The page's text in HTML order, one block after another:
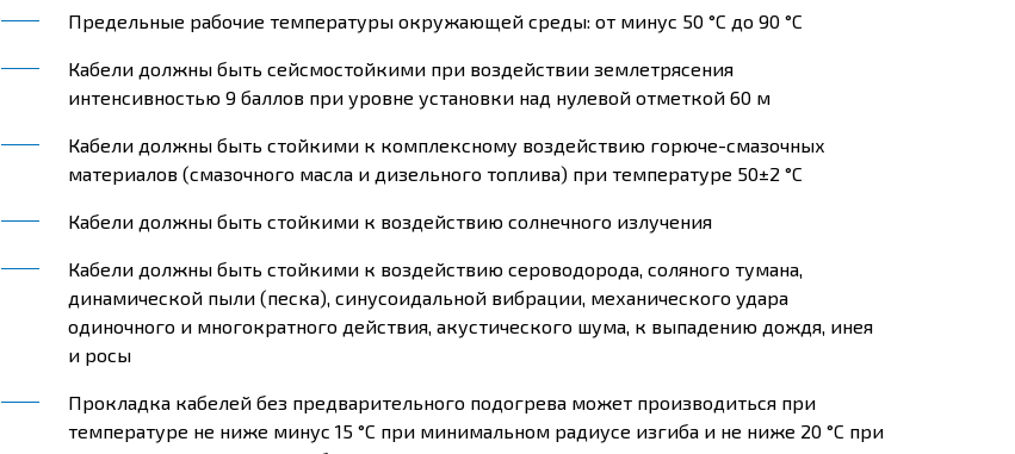
Предельные рабочие температуры окружающей среды: от минус 50 °С до 90 °С
Кабели должны быть сейсмостойкими при воздействии землетрясения
интенсивностью 9 баллов при уровне установки над нулевой отметкой 60 м
Кабели должны быть стойкими к комплексному воздействию горюче-смазочных
материалов (смазочного масла и дизельного топлива) при температуре 50±2 °С
Кабели должны быть стойкими к воздействию солнечного излучения
Кабели должны быть стойкими к воздействию сероводорода, соляного тумана,
динамической пыли (песка), синусоидальной вибрации, механического удара
одиночного и многократного действия, акустического шума, к выпадению дождя, инея
и росы
Прокладка кабелей без предварительного подогрева может производиться при
температуре не ниже минус 15 °С при минимальном радиусе изгиба и не ниже 20 °С при